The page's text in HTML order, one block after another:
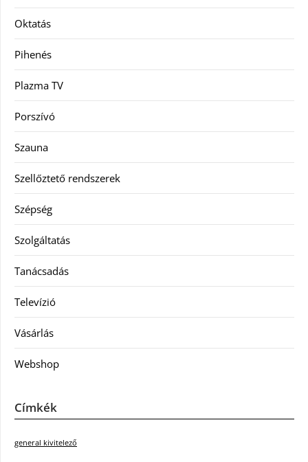
Oktatás
Pihenés
Plazma TV
Porszívó
Szauna
Szellőztető rendszerek
Szépség
Szolgáltatás
Tanácsadás
Televízió
Vásárlás
Webshop
Címkék
general kivitelező